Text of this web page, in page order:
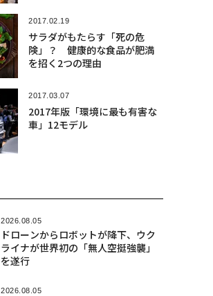
2017.02.19
サラダがもたらす「死の危
険」？ 健康的な食品が肥満
を招く2つの理由
2017.03.07
2017年版「環境に最も有害な
車」12モデル
2026.08.05
ドローンからロボットが降下、ウク
ライナが世界初の「無人空挺強襲」
を遂行
2026.08.05